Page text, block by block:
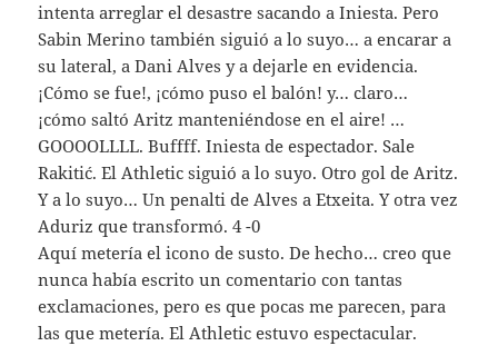
intenta arreglar el desastre sacando a Iniesta. Pero
Sabin Merino también siguió a lo suyo… a encarar a
su lateral, a Dani Alves y a dejarle en evidencia.
¡Cómo se fue!, ¡cómo puso el balón! y… claro…
¡cómo saltó Aritz manteniéndose en el aire! …
GOOOOLLLL. Buffff. Iniesta de espectador. Sale
Rakitić. El Athletic siguió a lo suyo. Otro gol de Aritz.
Y a lo suyo… Un penalti de Alves a Etxeita. Y otra vez
Aduriz que transformó. 4 -0
Aquí metería el icono de susto. De hecho… creo que
nunca había escrito un comentario con tantas
exclamaciones, pero es que pocas me parecen, para
las que metería. El Athletic estuvo espectacular.